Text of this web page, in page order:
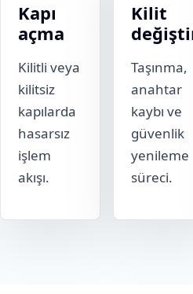
Kapı
açma
Kilitli veya
kilitsiz
kapılarda
hasarsız
işlem
akışı.
Kilit
Taşınma,
anahtar
kaybı ve
güvenlik
yenileme
süreci.